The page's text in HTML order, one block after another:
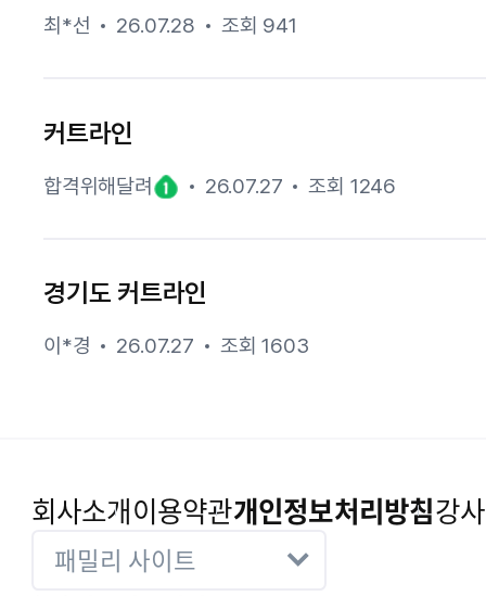
최*선 26.07.28 조회 941
커트라인
합격위해달려 26.07.27 조회 1246
경기도 커트라인
이*경 26.07.27 조회 1603
회사소개이용약관개인정보처리방침강